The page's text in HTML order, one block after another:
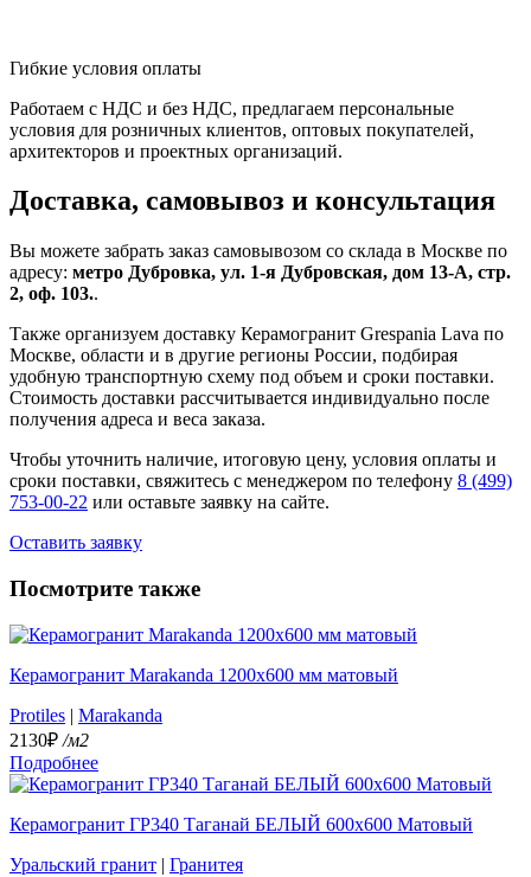
Гибкие условия оплаты
Работаем с НДС и без НДС, предлагаем персональные
условия для розничных клиентов, оптовых покупателей,
архитекторов и проектных организаций.
Доставка, самовывоз и консультация
Вы можете забрать заказ самовывозом со склада в Москве по
адресу: метро Дубровка, ул. 1-я Дубровская, дом 13-А, стр.
2, оф. 103..
Также организуем доставку Керамогранит Grespania Lava по
Москве, области и в другие регионы России, подбирая
удобную транспортную схему под объем и сроки поставки.
Стоимость доставки рассчитывается индивидуально после
получения адреса и веса заказа.
Чтобы уточнить наличие, итоговую цену, условия оплаты и
сроки поставки, свяжитесь с менеджером по телефону 8 (499)
753-00-22 или оставьте заявку на сайте.
Оставить заявку
Посмотрите также
Керамогранит Marakanda 1200х600 мм матовый
Protiles | Marakanda
2130₽ /м2
Подробнее
Керамогранит ГР340 Таганай БЕЛЫЙ 600x600 Матовый
Уральский гранит | Гранитея